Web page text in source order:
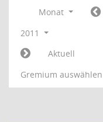
Monat
2011
Aktuell
Gremium auswählen